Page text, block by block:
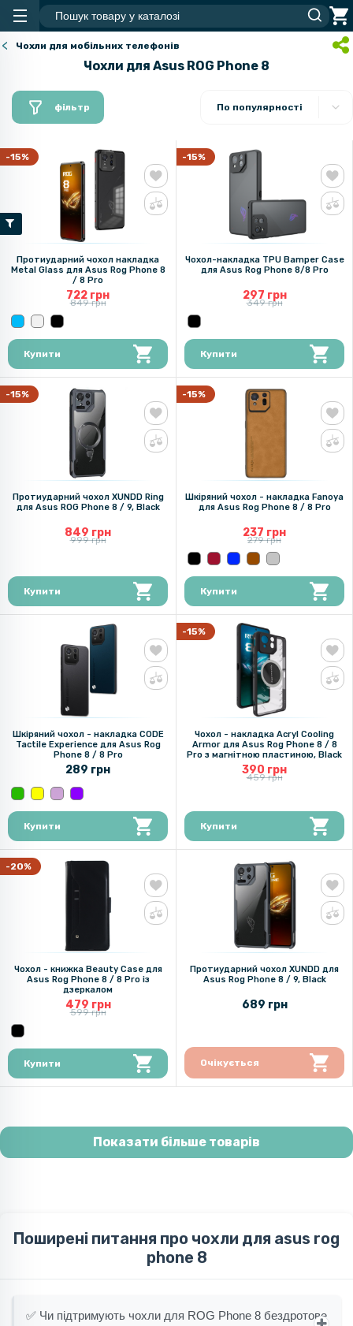
Чохли для мобільних телефонів
Чохли для Asus ROG Phone 8
фільтр По популярності
-15%
Протиударний чохол накладка
Metal Glass для Asus Rog Phone 8
/ 8 Pro
722 грн
849 грн
Купити
-15%
Чохол-накладка TPU Bamper Case
для Asus Rog Phone 8/8 Pro
297 грн
349 грн
Купити
-15%
Протиударний чохол XUNDD Ring
для Asus ROG Phone 8 / 9, Black
849 грн
999 грн
Купити
-15%
Шкіряний чохол - накладка Fanoya
для Asus Rog Phone 8 / 8 Pro​
237 грн
279 грн
Купити
Шкіряний чохол - накладка CODE
Tactile Experience для Asus Rog
Phone 8 / 8 Pro
289 грн
Купити
-15%
Чохол - накладка Acryl Cooling
Armor для Asus Rog Phone 8 / 8
Pro з магнітною пластиною, Black
390 грн
459 грн
Купити
-20%
Чохол - книжка Beauty Case для
Asus Rog Phone 8 / 8 Pro із
дзеркалом
479 грн
599 грн
Купити
Протиударний чохол XUNDD для
Asus Rog Phone 8 / 9​, Black
689 грн
Очікується
Показати більше товарів
Поширені питання про чохли для asus rog
phone 8
✅ Чи підтримують чохли для ROG Phone 8 бездротове